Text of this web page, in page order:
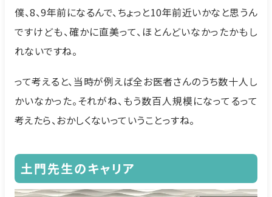
僕、8、9年前になるんで、ちょっと10年前近いかなと思うん
ですけども、確かに直美って、ほとんどいなかったかもし
れないですね。
って考えると、当時が例えば全お医者さんのうち数十人し
かいなかった。それがね、もう数百人規模になってるって
考えたら、おかしくないっていうことっすね。
土門先生のキャリア